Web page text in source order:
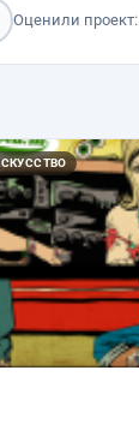
Оценили проект: